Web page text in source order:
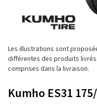
Les illustrations sont
différentes des produits
comprises dans la livraison.
Kumho ES31